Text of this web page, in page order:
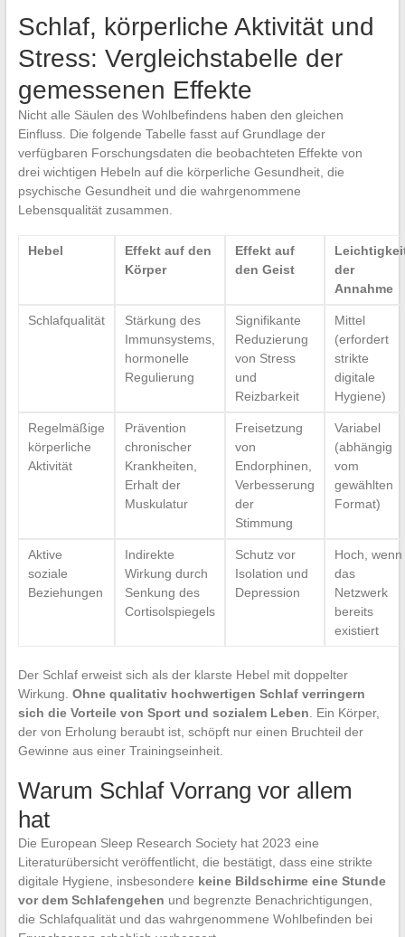
Schlaf, körperliche Aktivität und
Stress: Vergleichstabelle der
gemessenen Effekte
Nicht alle Säulen des Wohlbefindens haben den gleichen
Einfluss. Die folgende Tabelle fasst auf Grundlage der
verfügbaren Forschungsdaten die beobachteten Effekte von
drei wichtigen Hebeln auf die körperliche Gesundheit, die
psychische Gesundheit und die wahrgenommene
Lebensqualität zusammen.
Hebel
Effekt auf den
Körper
Effekt auf
den Geist
der
Annahme
Schlafqualität
Stärkung des
Immunsystems,
hormonelle
Regulierung
Signifikante
Reduzierung
von Stress
und
Reizbarkeit
Mittel
(erfordert
strikte
digitale
Hygiene)
Regelmäßige
körperliche
Aktivität
Prävention
chronischer
Krankheiten,
Erhalt der
Muskulatur
Freisetzung
von
Endorphinen,
Verbesserung
der
Stimmung
Variabel
(abhängig
vom
gewählten
Format)
Aktive
soziale
Beziehungen
Indirekte
Wirkung durch
Senkung des
Cortisolspiegels
Schutz vor
Isolation und
Depression
Hoch, wenn
das
Netzwerk
bereits
existiert
Der Schlaf erweist sich als der klarste Hebel mit doppelter
Wirkung. Ohne qualitativ hochwertigen Schlaf verringern
sich die Vorteile von Sport und sozialem Leben . Ein Körper,
der von Erholung beraubt ist, schöpft nur einen Bruchteil der
Gewinne aus einer Trainingseinheit.
Warum Schlaf Vorrang vor allem
hat
Die European Sleep Research Society hat 2023 eine
Literaturübersicht veröffentlicht, die bestätigt, dass eine strikte
digitale Hygiene, insbesondere keine Bildschirme eine Stunde
vor dem Schlafengehen und begrenzte Benachrichtigungen,
die Schlafqualität und das wahrgenommene Wohlbefinden bei